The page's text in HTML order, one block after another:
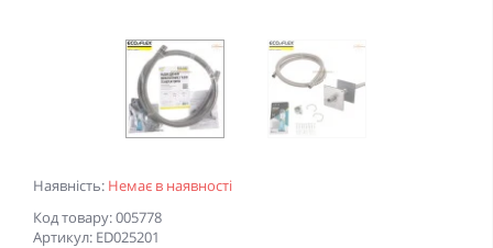
Наявність: Немає в наявності
Код товару: 005778
Артикул: ED025201